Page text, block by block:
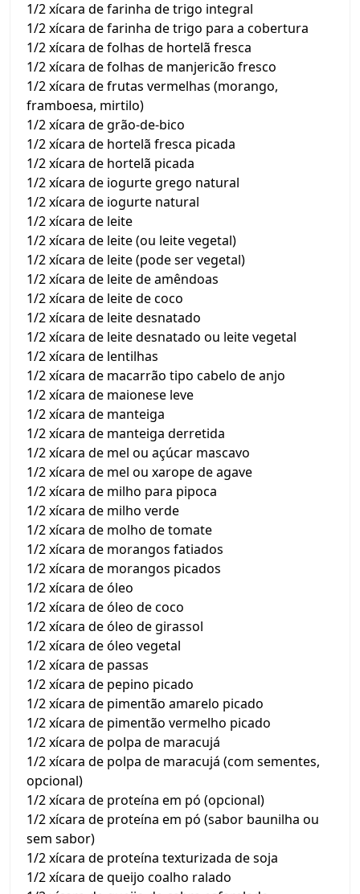
1/2 xícara de farinha de trigo integral
1/2 xícara de farinha de trigo para a cobertura
1/2 xícara de folhas de hortelã fresca
1/2 xícara de folhas de manjericão fresco
1/2 xícara de frutas vermelhas (morango,
framboesa, mirtilo)
1/2 xícara de grão-de-bico
1/2 xícara de hortelã fresca picada
1/2 xícara de hortelã picada
1/2 xícara de iogurte grego natural
1/2 xícara de iogurte natural
1/2 xícara de leite
1/2 xícara de leite (ou leite vegetal)
1/2 xícara de leite (pode ser vegetal)
1/2 xícara de leite de amêndoas
1/2 xícara de leite de coco
1/2 xícara de leite desnatado
1/2 xícara de leite desnatado ou leite vegetal
1/2 xícara de lentilhas
1/2 xícara de macarrão tipo cabelo de anjo
1/2 xícara de maionese leve
1/2 xícara de manteiga
1/2 xícara de manteiga derretida
1/2 xícara de mel ou açúcar mascavo
1/2 xícara de mel ou xarope de agave
1/2 xícara de milho para pipoca
1/2 xícara de milho verde
1/2 xícara de molho de tomate
1/2 xícara de morangos fatiados
1/2 xícara de morangos picados
1/2 xícara de óleo
1/2 xícara de óleo de coco
1/2 xícara de óleo de girassol
1/2 xícara de óleo vegetal
1/2 xícara de passas
1/2 xícara de pepino picado
1/2 xícara de pimentão amarelo picado
1/2 xícara de pimentão vermelho picado
1/2 xícara de polpa de maracujá
1/2 xícara de polpa de maracujá (com sementes,
opcional)
1/2 xícara de proteína em pó (opcional)
1/2 xícara de proteína em pó (sabor baunilha ou
sem sabor)
1/2 xícara de proteína texturizada de soja
1/2 xícara de queijo coalho ralado